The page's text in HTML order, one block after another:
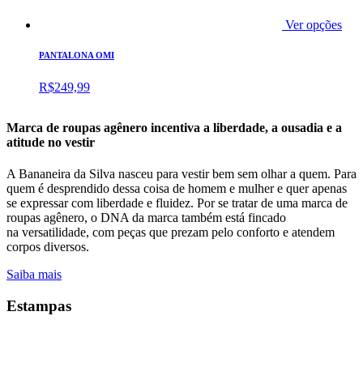
Ver opções
PANTALONA OMI
R$249,99
Marca de roupas agênero incentiva a liberdade, a ousadia e a
atitude no vestir
A Bananeira da Silva nasceu para vestir bem sem olhar a quem. Para
quem é desprendido dessa coisa de homem e mulher e quer apenas
se expressar com liberdade e fluidez. Por se tratar de uma marca de
roupas agênero, o DNA da marca também está fincado
na versatilidade, com peças que prezam pelo conforto e atendem
corpos diversos.
Saiba mais
Estampas